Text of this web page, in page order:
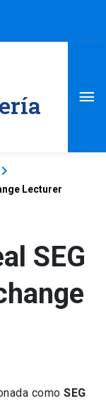
Lecturer
SEG
comoSEG